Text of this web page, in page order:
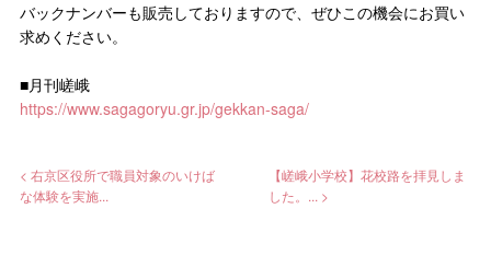
バックナンバーも販売しておりますので、ぜひこの機会にお買い
求めください。
■月刊嵯峨
https://www.sagagoryu.gr.jp/gekkan-saga/
< 右京区役所で職員対象のいけば
な体験を実施...
【嵯峨小学校】花校路を拝見しま
した。... >